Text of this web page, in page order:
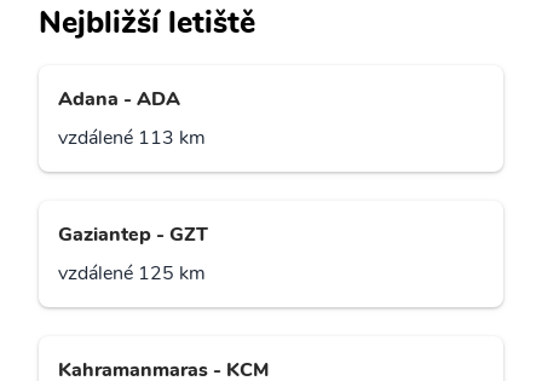
Nejbližší letiště
Adana - ADA
vzdálené 113 km
Gaziantep - GZT
vzdálené 125 km
Kahramanmaras - KCM